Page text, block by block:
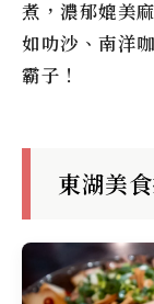
煮，濃郁媲美
如叻沙、南洋
霸子！
東湖美食